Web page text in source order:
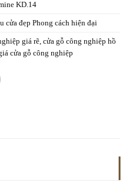
KD.14
cửa đẹp Phong cách hiện đại
giá rẽ, cửa gỗ công nghiệp hồ
cửa gỗ công nghiệp